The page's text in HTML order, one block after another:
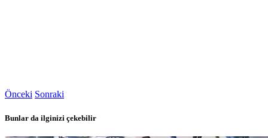
Önceki Sonraki
Bunlar da ilginizi çekebilir